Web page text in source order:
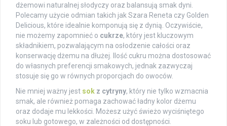
dżemowi naturalnej słodyczy oraz balansują smak dyni.
Polecamy użycie odmian takich jak Szara Reneta czy Golden
Delicious, które idealnie komponują się z dynią. Oczywiście,
nie możemy zapomnieć o cukrze, który jest kluczowym
składnikiem, pozwalającym na osłodzenie całości oraz
konserwację dżemu na dłużej. Ilość cukru można dostosować
do własnych preferencji smakowych, jednak zazwyczaj
stosuje się go w równych proporcjach do owoców.
Nie mniej ważny jest sok z cytryny, który nie tylko wzmacnia
smak, ale również pomaga zachować ładny kolor dżemu
oraz dodaje mu lekkości. Możesz użyć świeżo wyciśniętego
soku lub gotowego, w zależności od dostępności.